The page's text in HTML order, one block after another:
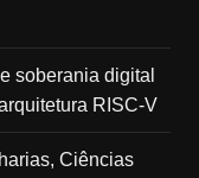
soberania digital
RISC-V
Ciências